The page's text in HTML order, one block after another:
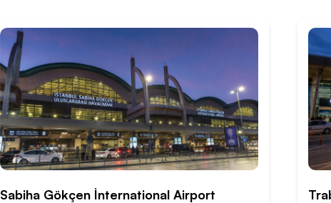
Sabiha Gökçen İnternational Airport